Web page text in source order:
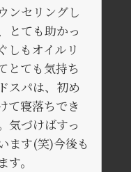
ンセリングし
とても助かっ
しもオイルリ
とても気持ち
スパは、初め
て寝落ちでき
気づけばすっ
ます(笑)今後も
。